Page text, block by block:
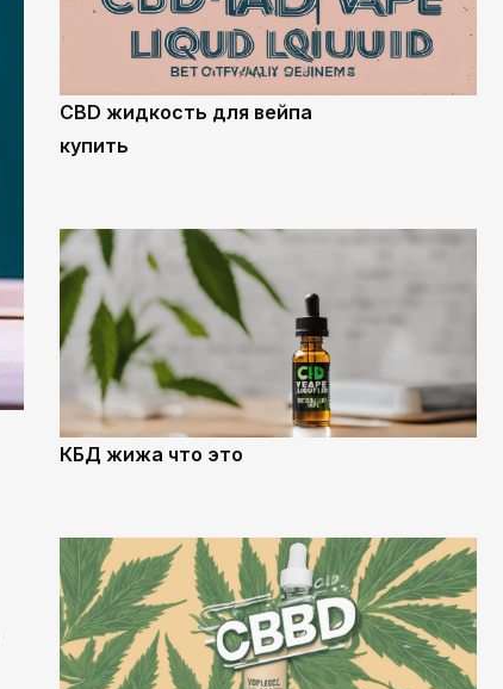
CBD жидкость для вейпа
купить
КБД жижа что это